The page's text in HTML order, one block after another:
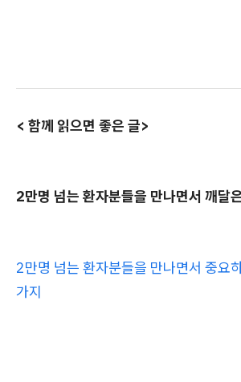
< 함께 읽으면 좋은 글>
2만명 넘는 환자분들을 만나면서 깨달
2만명 넘는 환자분들을 만나면서 중요
가지